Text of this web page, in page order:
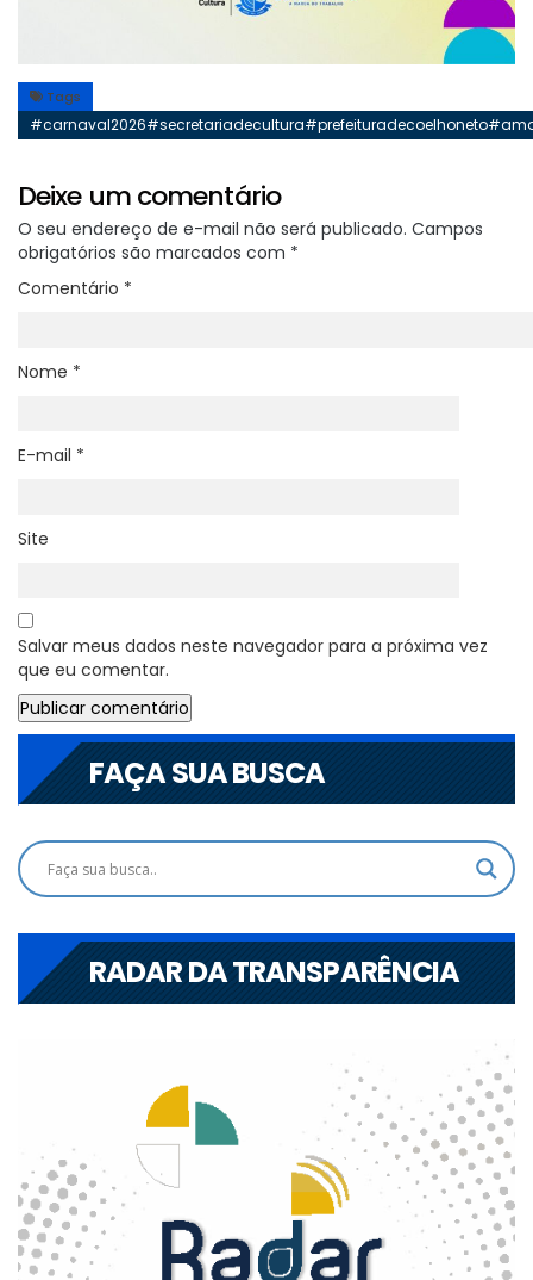
Tags
Deixe um comentário
O seu endereço de e-mail não será publicado. Campos
obrigatórios são marcados com *
Comentário *
Nome *
E-mail *
Site
Salvar meus dados neste navegador para a próxima vez
que eu comentar.
FAÇA SUA BUSCA
RADAR DA TRANSPARÊNCIA